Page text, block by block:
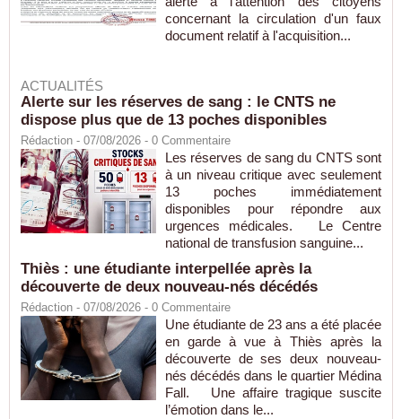
concernant la circulation d'un faux
document relatif à l'acquisition...
ACTUALITÉS
Alerte sur les réserves de sang : le CNTS ne
dispose plus que de 13 poches disponibles
Rédaction - 07/08/2026 - 0 Commentaire
Les réserves de sang du CNTS sont
à un niveau critique avec seulement
13 poches immédiatement
disponibles pour répondre aux
urgences médicales. Le Centre
national de transfusion sanguine...
Thiès : une étudiante interpellée après la
découverte de deux nouveau-nés décédés
Rédaction - 07/08/2026 - 0 Commentaire
Une étudiante de 23 ans a été placée
en garde à vue à Thiès après la
découverte de ses deux nouveau-
nés décédés dans le quartier Médina
Fall. Une affaire tragique suscite
l’émotion dans le...